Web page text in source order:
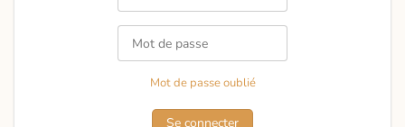
Mot de passe oublié